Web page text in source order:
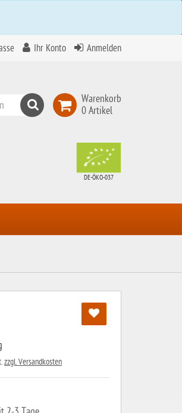
Ihr Konto Anmelden
Warenkorb
0 Artikel
Suchen
DE-ÖKO-037
zzgl. Versandkosten